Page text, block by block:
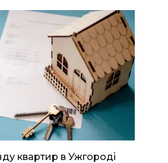
квартир в Ужгороді